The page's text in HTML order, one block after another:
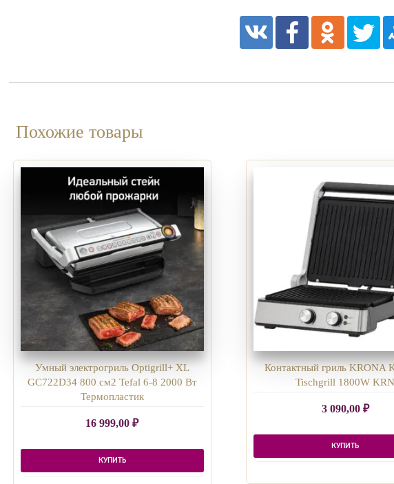
Похожие товары
Умный электрогриль Optigrill+ XL
GC722D34 800 см2 Tefal 6-8 2000 Вт
Термопластик
16 999,00₽
КУПИТЬ
Контактный гриль KRONA
Tischgrill 1800W KRN
3 090,00 ₽
КУПИТЬ